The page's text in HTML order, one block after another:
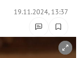
19.11.2024, 13:37